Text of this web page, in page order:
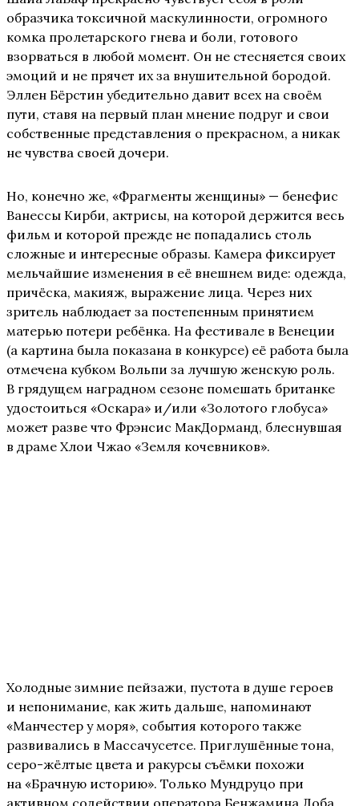
образчика токсичной маскулинности, огромного
комка пролетарского гнева и боли, готового
взорваться в любой момент. Он не стесняется своих
эмоций и не прячет их за внушительной бородой.
Эллен Бёрстин убедительно давит всех на своём
пути, ставя на первый план мнение подруг и свои
собственные представления о прекрасном, а никак
не чувства своей дочери.
Но, конечно же, «Фрагменты женщины» — бенефис
Ванессы Кирби, актрисы, на которой держится весь
фильм и которой прежде не попадались столь
сложные и интересные образы. Камера фиксирует
мельчайшие изменения в её внешнем виде: одежда,
причёска, макияж, выражение лица. Через них
зритель наблюдает за постепенным принятием
матерью потери ребёнка. На фестивале в Венеции
(а картина была показана в конкурсе) её работа была
отмечена кубком Вольпи за лучшую женскую роль.
В грядущем наградном сезоне помешать британке
удостоиться «Оскара» и/или «Золотого глобуса»
может разве что Фрэнсис МакДорманд, блеснувшая
в драме Хлои Чжао «Земля кочевников».
Холодные зимние пейзажи, пустота в душе героев
и непонимание, как жить дальше, напоминают
«Манчестер у моря», события которого также
развивались в Массачусетсе. Приглушённые тона,
серо-жёлтые цвета и ракурсы съёмки похожи
на «Брачную историю». Только Мундруцо при